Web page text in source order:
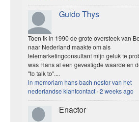
Guido Thys
Toen ik in 1990 de grote oversteek van
naar Nederland maakte om als
telemarketingconsultant mijn geluk te
was Hans al een gevestigde waarde en
"to talk to"....
in memoriam hans bach nestor van het
nederlandse klantcontact ·2 weeks ago
Enactor